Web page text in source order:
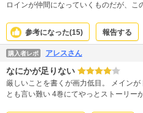
ロインが仲間になっていくものだが、
で、ドラゴンハーレムができていく感
気遣いが感じられ、ドラゴンたちがかわ
たい。
参考になった(15) 報告する
購入者レポ アレスさん
なにかが足りない
厳しいことを書くが画力低目。 メイン
とも言い難い 4巻にてやっとストーリー